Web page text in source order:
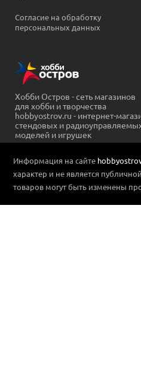
Согласие на обработку
персональных данных
Хобби Остров - сеть магазинов
для хобби и творчества
hobbyostrov.ru - интернет-
стендовых и
моделей и игрушек
Информация на сайте
характер и не является
товаров могут быть изменены